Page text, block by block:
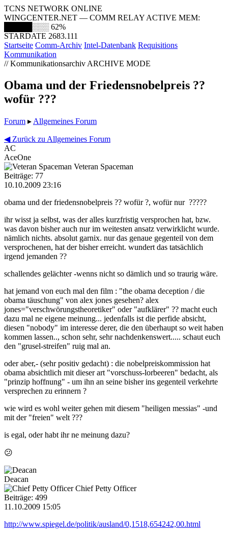
TCNS NETWORK ONLINE
WINGCENTER.NET — COMM RELAY ACTIVE MEM:
█████░░░ 62%
STARDATE 2683.111
Startseite Comm-Archiv Intel-Datenbank Requisitions
Kommunikation
// Kommunikationsarchiv ARCHIVE MODE
Obama und der Friedensnobelpreis ??
wofür ???
Forum ▸ Allgemeines Forum
◀ Zurück zu Allgemeines Forum
AC
AceOne
Veteran Spaceman
Beiträge: 77
10.10.2009 23:16
obama und der friedensnobelpreis ?? wofür ?, wofür nur ?????
ihr wisst ja selbst, was der alles kurzfristig versprochen hat, bzw.
was davon bisher auch nur im weitesten ansatz verwirklicht wurde.
nämlich nichts. absolut garnix. nur das genaue gegenteil von dem
versprochenen, hat der bisher erreicht. wundert das tatsächlich
irgend jemanden ??
schallendes gelächter -wenns nicht so dämlich und so traurig wäre.
hat jemand von euch mal den film : "the obama deception / die
obama täuschung" von alex jones gesehen? alex
jones="verschwörungstheoretiker" oder "aufklärer" ?? macht euch
dazu mal ne eigene meinung... jedenfalls ist die perfide absicht,
diesen "nobody" im interesse derer, die den überhaupt so weit haben
kommen lassen.., schon sehr, sehr nachdenkenswert..... schaut euch
den "grusel-streifen" ruig mal an.
oder aber,- (sehr positiv gedacht) : die nobelpreiskommission hat
obama absichtlich mit dieser art "vorschuss-lorbeeren" bedacht, als
"prinzip hoffnung" - um ihn an seine bisher ins gegenteil verkehrte
versprechen zu erinnern ?
wie wird es wohl weiter gehen mit diesem "heiligen messias" -und
mit der "freien" welt ???
is egal, oder habt ihr ne meinung dazu?
😕
Deacan
Chief Petty Officer
Beiträge: 499
11.10.2009 15:05
http://www.spiegel.de/politik/ausland/0,1518,654242,00.html